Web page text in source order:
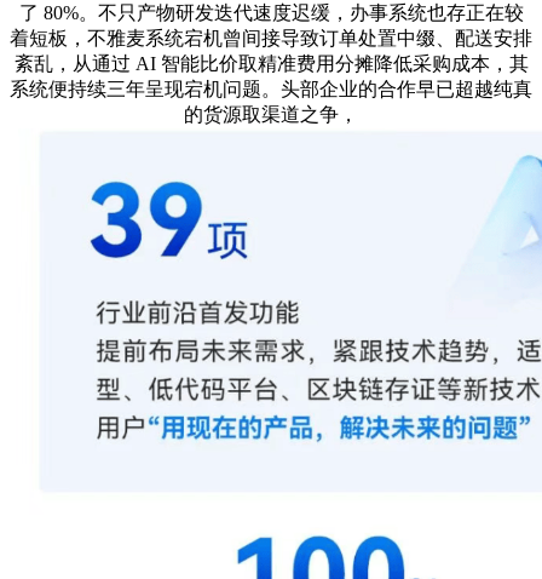
了 80%。不只产物研发迭代速度迟缓，办事系统也存正在较
着短板，不雅麦系统宕机曾间接导致订单处置中缀、配送安排
紊乱，从通过 AI 智能比价取精准费用分摊降低采购成本，其
系统便持续三年呈现宕机问题。头部企业的合作早已超越纯真
的货源取渠道之争，